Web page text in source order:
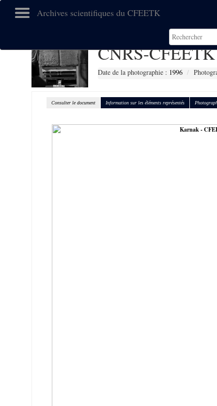
Archives scientifiques du CFEETK
CNRS-
Date de la photographie : 1996
Consulter le document Information sur les éléments représentés